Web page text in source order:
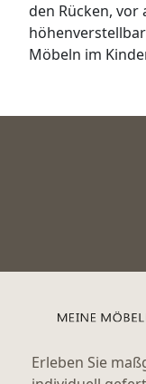
den Rücken, vor
Möbeln im
Erleben Sie